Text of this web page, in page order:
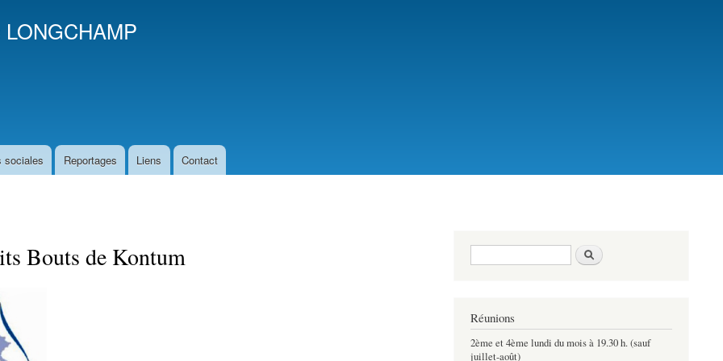
contenu
sociales Reportages Liens Contact
Bouts de Kontum Formulaire de recherche
Rechercher
Réunions
2ème et 4ème lundi du mois à 19.30 h. (sauf
juillet-août)